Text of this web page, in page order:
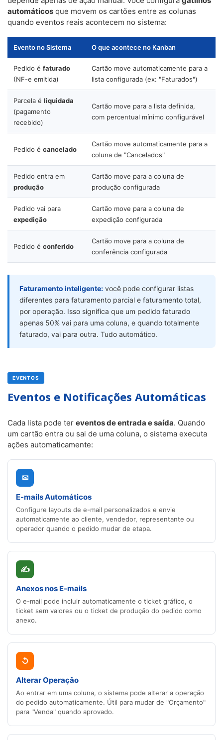
automáticos que movem os cartões entre as colunas
quando eventos reais acontecem no sistema:
Evento no Sistema O que acontece no Kanban
Pedido é faturado
(NF-e emitida)
Cartão move automaticamente para a
lista configurada (ex: "Faturados")
Parcela é liquidada
(pagamento
recebido)
Cartão move para a lista definida,
com percentual mínimo configurável
Pedido é cancelado
Cartão move automaticamente para a
coluna de "Cancelados"
Pedido entra em
produção
Cartão move para a coluna de
produção configurada
Pedido vai para
expedição
Cartão move para a coluna de
expedição configurada
Pedido é conferido
Cartão move para a coluna de
conferência configurada
Faturamento inteligente: você pode configurar listas
diferentes para faturamento parcial e faturamento total,
por operação. Isso significa que um pedido faturado
apenas 50% vai para uma coluna, e quando totalmente
faturado, vai para outra. Tudo automático.
EVENTOS
Eventos e Notificações Automáticas
Cada lista pode ter eventos de entrada e saída. Quando
um cartão entra ou sai de uma coluna, o sistema executa
ações automaticamente:
✉
E-mails Automáticos
Configure layouts de e-mail personalizados e envie
automaticamente ao cliente, vendedor, representante ou
operador quando o pedido mudar de etapa.
✍
Anexos nos E-mails
O e-mail pode incluir automaticamente o ticket gráfico, o
ticket sem valores ou o ticket de produção do pedido como
anexo.
↺
Alterar Operação
Ao entrar em uma coluna, o sistema pode alterar a operação
do pedido automaticamente. Útil para mudar de "Orçamento"
para "Venda" quando aprovado.